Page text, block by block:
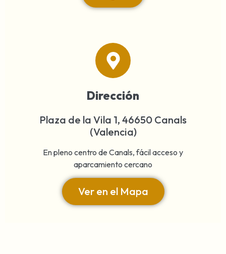
Dirección
Plaza de la Vila 1, 46650 Canals
(Valencia)
En pleno centro de Canals, fácil acceso y
aparcamiento cercano
Ver en el Mapa